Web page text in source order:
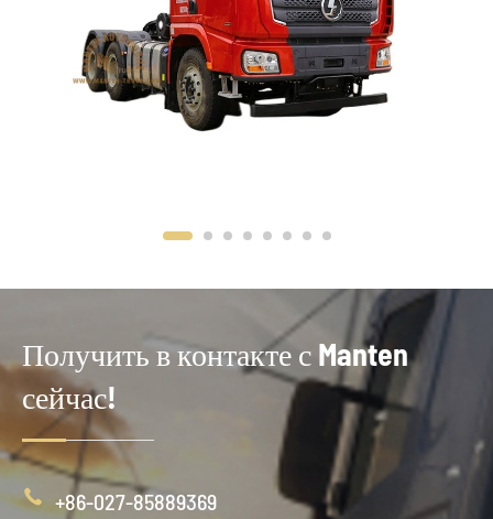
Получить в контакте с Manten
сейчас!
 +86-027-85889369